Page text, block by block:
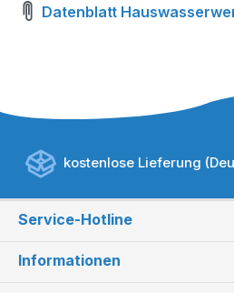
Datenblatt
kostenlose Lieferung
Service-Hotline
Informationen